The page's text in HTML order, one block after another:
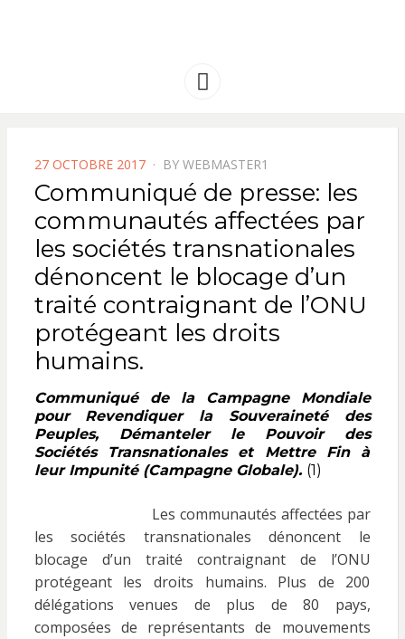
AMERIQUE
Menu
POSTED
ON
27 OCTOBRE 2017 BY WEBMASTER1
Communiqué de presse: les
communautés affectées par
les sociétés transnationales
dénoncent le blocage d’un
traité contraignant de l’ONU
protégeant les droits
humains.
Communiqué de la Campagne Mondiale
pour Revendiquer la Souveraineté des
Peuples, Démanteler le Pouvoir des
Sociétés Transnationales et Mettre Fin à
leur Impunité (Campagne Globale). (1)
Les communautés affectées par
les sociétés transnationales dénoncent le
blocage d’un traité contraignant de l’ONU
protégeant les droits humains. Plus de 200
délégations venues de plus de 80 pays,
composées de représentants de mouvements